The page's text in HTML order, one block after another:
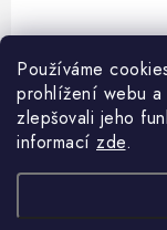
Používáme
prohlížení webu a
zlepšovali jeho
informací zde.
Z
Facebook